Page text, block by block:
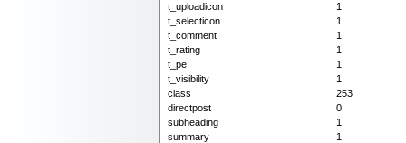
t_uploadicon
1
t_selecticon
1
t_comment
1
t_rating
1
t_pe
1
t_visibility
1
class
253
directpost
0
subheading
1
summary
1